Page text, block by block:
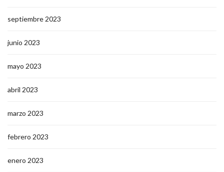
septiembre 2023
junio 2023
mayo 2023
abril 2023
marzo 2023
febrero 2023
enero 2023